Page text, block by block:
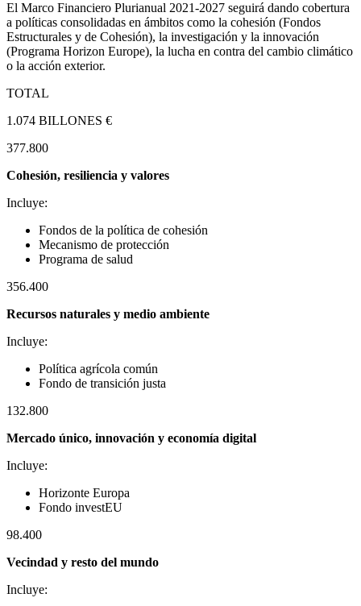
El Marco Financiero Plurianual 2021-2027 seguirá dando cobertura
a políticas consolidadas en ámbitos como la cohesión (Fondos
Estructurales y de Cohesión), la investigación y la innovación
(Programa Horizon Europe), la lucha en contra del cambio climático
o la acción exterior.
TOTAL
1.074 BILLONES €
377.800
Cohesión, resiliencia y valores
Incluye:
Fondos de la política de cohesión
Mecanismo de protección
Programa de salud
356.400
Recursos naturales y medio ambiente
Incluye:
Política agrícola común
Fondo de transición justa
132.800
Mercado único, innovación y economía digital
Incluye:
Horizonte Europa
Fondo investEU
98.400
Vecindad y resto del mundo
Incluye: